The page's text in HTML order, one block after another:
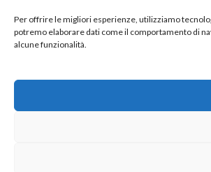
Per offrire le migliori esperienze, utilizziamo
potremo elaborare dati come il comportamento di
alcune funzionalità.